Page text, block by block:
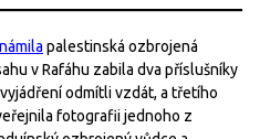
palestinská ozbrojená
v Rafáhu zabila dva příslušníky
odmítli vzdát, a třetího
fotografii jednoho z